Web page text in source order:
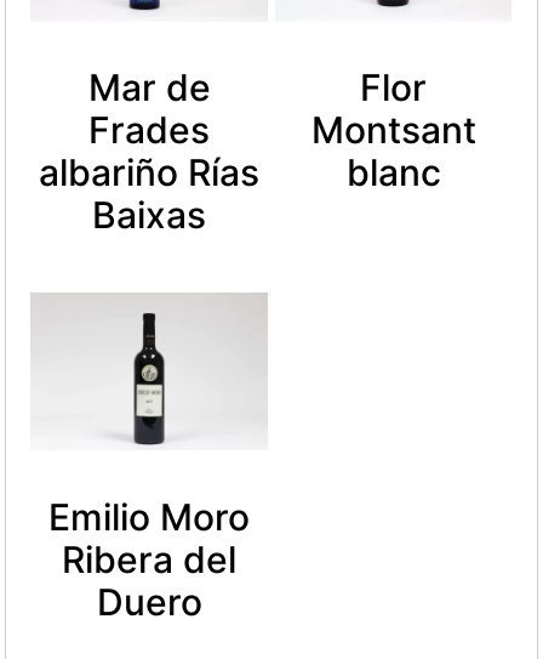
Mar de
Frades
albariño Rías
Baixas
Flor
Montsant
blanc
Emilio Moro
Ribera del
Duero